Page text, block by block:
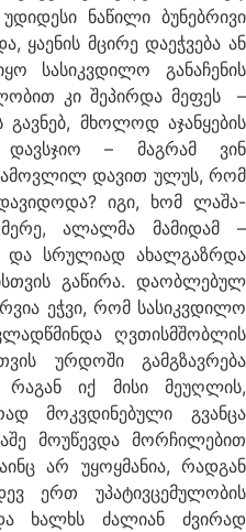
ნაწილი ბუნებრივი
ყაენის მცირე დაეჭვება ან
სასიკვდილო განაჩენის
კი შეპირდა მეფეს –
მხოლოდ აჯანყების
– მაგრამ ვინ
დავით ულუს, რომ
იგი, ხომ ლაშა-
ალალმა მამიდამ –
და სრულიად ახალგაზრდა
გაწირა. დაობლებულ
ეჭვი, რომ სასიკვდილო
ღვთისმშობლის
ურდოში გამგზავრება
იქ მისი მეუღლის,
მოკვდინებული გვანცა
მოუწევდა მორჩილებით
არ უყოყმანია, რადგან
ერთ უპატივცემულობის
ხალხს ძალიან ძვირად